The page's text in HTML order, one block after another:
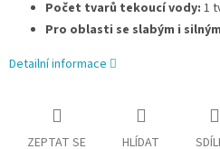
Počet tvarů tekoucí vody: 1
Pro oblasti se slabým i
Detailní informace
ZEPTAT SE HLÍDAT